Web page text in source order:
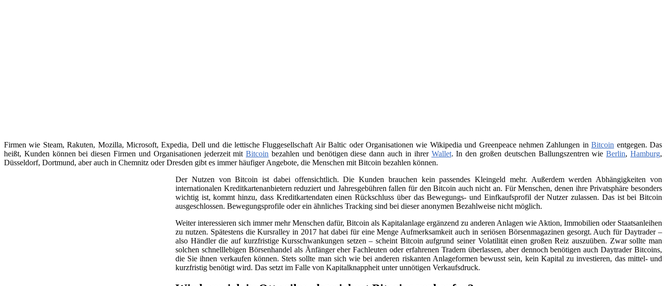
Firmen wie Steam, Rakuten, Mozilla, Microsoft, Expedia, Dell und die lettische Fluggesellschaft Air Baltic oder Organisationen wie Wikipedia und Greenpeace nehmen Zahlungen inBitcoin entgegen. Das
heißt, Kunden können bei diesen Firmen und Organisationen jederzeit mitBitcoin bezahlen und benötigen diese dann auch in ihrer Wallet. In den großen deutschen Ballungszentren wieBerlin,Hamburg,
Düsseldorf, Dortmund, aber auch in Chemnitz oder Dresden gibt es immer häufiger Angebote, die Menschen mit Bitcoin bezahlen können.
Der Nutzen von Bitcoin ist dabei offensichtlich. Die Kunden brauchen kein passendes Kleingeld mehr. Außerdem werden Abhängigkeiten von
internationalen Kreditkartenanbietern reduziert und Jahresgebühren fallen für den Bitcoin auch nicht an. Für Menschen, denen ihre Privatsphäre besonders
wichtig ist, kommt hinzu, dass Kreditkartendaten einen Rückschluss über das Bewegungs- und Einfkaufsprofil der Nutzer zulassen. Das ist bei Bitcoin
ausgeschlossen. Bewegungsprofile oder ein ähnliches Tracking sind bei dieser anonymen Bezahlweise nicht möglich.
Weiter interessieren sich immer mehr Menschen dafür, Bitcoin als Kapitalanlage ergänzend zu anderen Anlagen wie Aktion, Immobilien oder Staatsanleihen
zu nutzen. Spätestens die Kursralley in 2017 hat dabei für eine Menge Aufmerksamkeit auch in seriösen Börsenmagazinen gesorgt. Auch für Daytrader –
also Händler die auf kurzfristige Kursschwankungen setzen – scheint Bitcoin aufgrund seiner Volatilität einen großen Reiz auszuüben. Zwar sollte man
solchen schnelllebigen Börsenhandel als Änfänger eher Fachleuten oder erfahrenen Tradern überlassen, aber dennoch benötigen auch Daytrader Bitcoins,
die Sie ihnen verkaufen können. Stets sollte man sich wie bei anderen riskanten Anlageformen bewusst sein, kein Kapital zu investieren, das mittel- und
kurzfristig benötigt wird. Das setzt im Falle von Kapitalknappheit unter unnötigen Verkaufsdruck.